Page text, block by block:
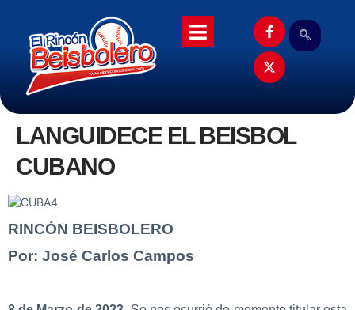
LANGUIDECE EL BEISBOL
CUBANO
RINCÓN BEISBOLERO
Por: José Carlos Campos